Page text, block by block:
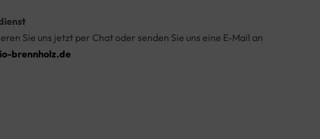
Sie uns jetzt per Chat oder senden Sie uns eine E-Mail an
brennholz.de